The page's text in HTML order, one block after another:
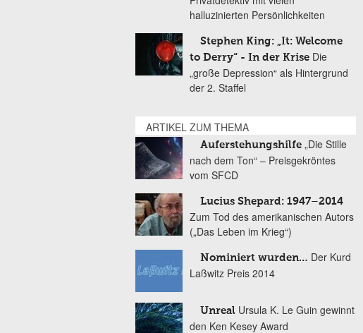
halluzinierten Persönlichkeiten
Stephen King: „It: Welcome
to Derry“ - In der Krise Die
„große Depression“ als Hintergrund
der 2. Staffel
ARTIKEL ZUM THEMA
Auferstehungshilfe „Die Stille
nach dem Ton“ – Preisgekröntes
vom SFCD
Lucius Shepard: 1947–2014
Zum Tod des amerikanischen Autors
(„Das Leben im Krieg“)
Nominiert wurden… Der Kurd
Laßwitz Preis 2014
Unreal Ursula K. Le Guin gewinnt
den Ken Kesey Award